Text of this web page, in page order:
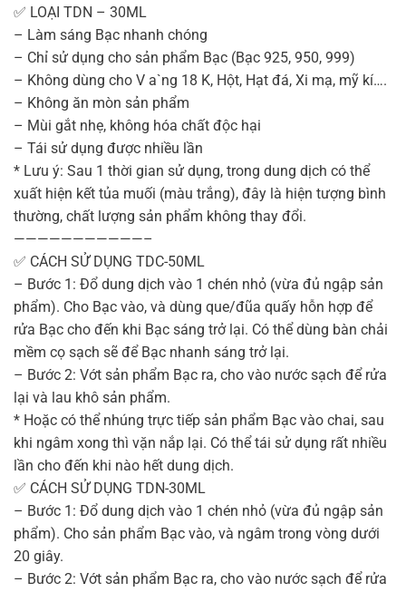
✅ LOẠI TDN – 30ML
– Làm sáng Bạc nhanh chóng
– Chỉ sử dụng cho sản phẩm Bạc (Bạc 925, 950, 999)
– Không dùng cho V a`ng 18 K, Hột, Hạt đá, Xi mạ, mỹ kí….
– Không ăn mòn sản phẩm
– Mùi gắt nhẹ, không hóa chất độc hại
– Tái sử dụng được nhiều lần
* Lưu ý: Sau 1 thời gian sử dụng, trong dung dịch có thể
xuất hiện kết tủa muối (màu trắng), đây là hiện tượng bình
thường, chất lượng sản phẩm không thay đổi.
———————————–
✅ CÁCH SỬ DỤNG TDC-50ML
– Bước 1: Đổ dung dịch vào 1 chén nhỏ (vừa đủ ngập sản
phẩm). Cho Bạc vào, và dùng que/đũa quấy hỗn hợp để
rửa Bạc cho đến khi Bạc sáng trở lại. Có thể dùng bàn chải
mềm cọ sạch sẽ để Bạc nhanh sáng trở lại.
– Bước 2: Vớt sản phẩm Bạc ra, cho vào nước sạch để rửa
lại và lau khô sản phẩm.
* Hoặc có thể nhúng trực tiếp sản phẩm Bạc vào chai, sau
khi ngâm xong thì vặn nắp lại. Có thể tái sử dụng rất nhiều
lần cho đến khi nào hết dung dịch.
✅ CÁCH SỬ DỤNG TDN-30ML
– Bước 1: Đổ dung dịch vào 1 chén nhỏ (vừa đủ ngập sản
phẩm). Cho sản phẩm Bạc vào, và ngâm trong vòng dưới
20 giây.
– Bước 2: Vớt sản phẩm Bạc ra, cho vào nước sạch để rửa